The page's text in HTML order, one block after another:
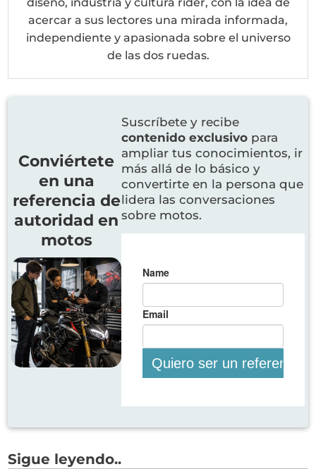
acercar a sus lectores una mirada informada,
independiente y apasionada sobre el universo
de las dos ruedas.
Conviértete
en una
referencia de
autoridad en
motos
Suscríbete y recibe
contenido exclusivo para
ampliar tus conocimientos, ir
más allá de lo básico y
convertirte en la persona que
lidera las conversaciones
sobre motos.
Sigue leyendo..